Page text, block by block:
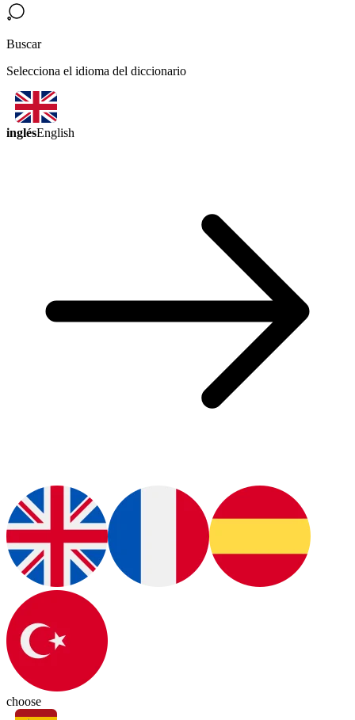
Buscar
Selecciona el idioma del diccionario
inglésEnglish
choose